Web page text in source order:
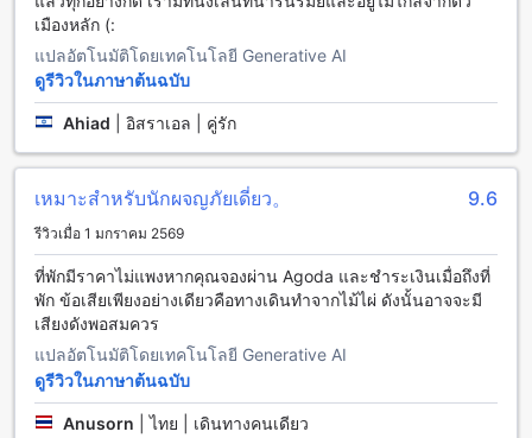
หากคุณกำลังวางแผนทริปเพื่อมาพักผ่อนที่เชลลิ่งฮิลล์เกสต์เฮาส์
ในปาย และกำลังสงสัยเรื่องการเดินทางจากสนามบินใกล้เคียง ไม่
ต้องกังวล เรามีข้อมูลเพียงพอที่จะช่วยคุณได้
สำหรับผู้ที่เดินทางโดยอากาศ สนามบินที่ใกล้ที่สุดกับเชลลิ่งฮิลล์
เกสต์เฮาส์คือ สนามบินเชียงใหม่ หากคุณมาจากสนามบินนี้ วิธี
การเดินทางที่สะดวกสุดคือการเช่ารถหรือใช้บริการแท็กซี่ ใช้
เวลาเดินทางประมาณ 3 ชั่วโมงจากสนามบินเชียงใหม่ไปยังเชล
ลิ่งฮิลล์เกสต์เฮาส์ในปาย
นอกจากนี้ สำหรับผู้ที่ต้องการเดินทางโดยรถบัส สามารถนั่งรถบัส
ที่สถานีขนส่งเชียงใหม่ โดยรถบัสบางสายจะไปถึงปาย และคุณ
สามารถขึ้นรถบัสที่ปายและถามคนขับรถให้ลงที่เชลลิ่งฮิลล์เกสต์
เฮาส์
สถานที่สำคัญรอบๆ Chilling Hill Guesthouse ในปาย
Chilling Hill Guesthouse ตั้งอยู่ใกล้สถานที่สำคัญหลายแห่งใน
พื้นที่ ซึ่งรวมถึงวัดพระธาตุแม่เย็น ที่เป็นวัดที่มีความสำคัญอย่าง
มากในเขตนี้ วัดนี้มีเสน่ห์ที่งดงามและเป็นบรรยากาศที่เงียบสงบ
เมืองหลัก (:
แปลอัตโนมัติโดยเทคโนโลยี Generative AI
ดูรีวิวในภาษาต้นฉบับ
Ahiad อิสราเอล | คู่รัก
เหมาะสำหรับนักผจญภัยเดี่ยว。 9.6
รีวิวเมื่อ 1 มกราคม 2569
ที่พักมีราคาไม่แพงหากคุณจองผ่าน Agoda และชำระเงินเมื่อถึงที่
พัก ข้อเสียเพียงอย่างเดียวคือทางเดินทำจากไม้ไผ่ ดังนั้นอาจจะมี
เสียงดังพอสมควร
แปลอัตโนมัติโดยเทคโนโลยี Generative AI
ดูรีวิวในภาษาต้นฉบับ
Anusorn |ไทย | เดินทางคนเดียว